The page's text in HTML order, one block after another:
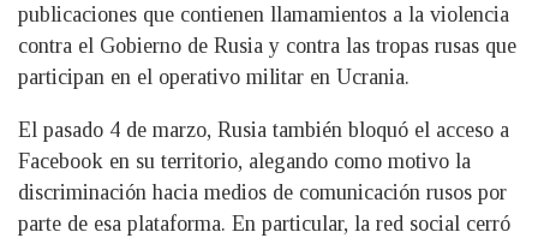
publicaciones que contienen llamamientos a la violencia
contra el Gobierno de Rusia y contra las tropas rusas que
participan en el operativo militar en Ucrania.
El pasado 4 de marzo, Rusia también bloquó el acceso a
Facebook en su territorio, alegando como motivo la
discriminación hacia medios de comunicación rusos por
parte de esa plataforma. En particular, la red social cerró